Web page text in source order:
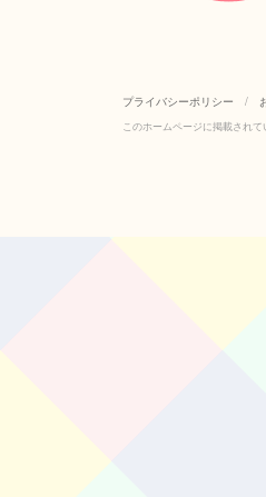
プライバシーポリシー /
このホームページに掲載されて